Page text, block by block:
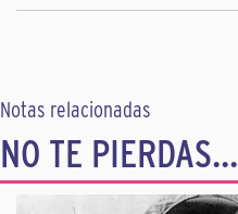
Notas relacionadas
NO TE PIERDAS...